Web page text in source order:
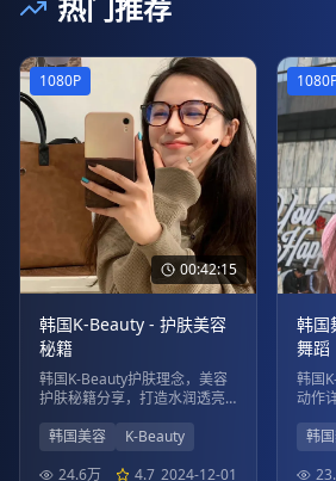
00:42:15
1080P
韩国K-Beauty - 护肤美容
秘籍
韩国K-Beauty护肤理念，美容
护肤秘籍分享，打造水润透亮
韩国美容
K-Beauty
24.6万
4.7 2024-12-01
韩国
舞蹈
韩国
动作
韩